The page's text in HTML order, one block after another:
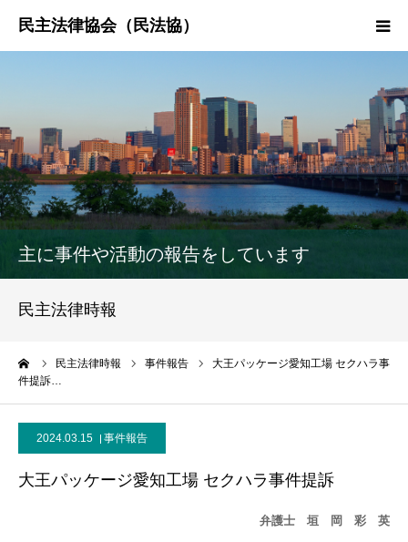
主に事件や活動の報告をしています
民主法律時報
民主法律時報 事件報告
大王パッケージ愛知工場 セクハラ事
件提訴…
2024.03.15 事件報告
大王パッケージ愛知工場 セクハラ事件提訴
弁護士 垣 岡 彩 英
民法協とは
民主法律時報
決議・声明・意見書